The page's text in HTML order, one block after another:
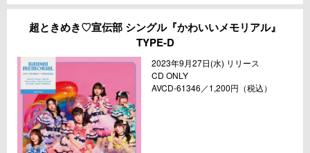
超ときめき♡宣伝部 シングル『かわいいメモリアル』
TYPE-D
2023年9月27日(水) リリース
CD ONLY
AVCD-61346／1,200円（税込）